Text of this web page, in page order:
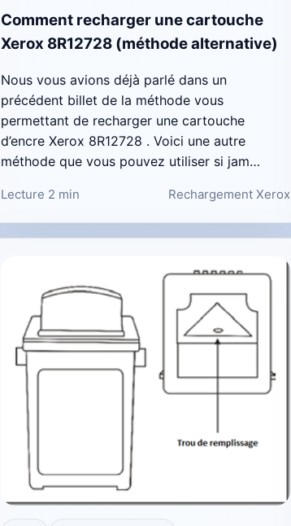
Comment recharger une cartouche
Xerox 8R12728 (méthode alternative)
Nous vous avions déjà parlé dans un
précédent billet de la méthode vous
permettant de recharger une cartouche
d’encre Xerox 8R12728 . Voici une autre
méthode que vous pouvez utiliser si jam…
Lecture 2 min Rechargement Xerox